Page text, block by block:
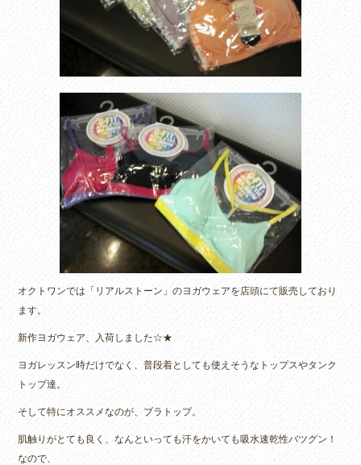
オクトワンでは「リアルストーン」のヨガウェアを店頭にて販売しており
ます。
新作ヨガウェア、入荷しました☆★
ヨガレッスン時だけでなく、普段着としても使えそうなトップスやタンク
トップ達。
そして特にオススメなのが、ブラトップ。
肌触りがとても良く、なんといっても汗をかいても吸水速乾性バツグン！
なので、